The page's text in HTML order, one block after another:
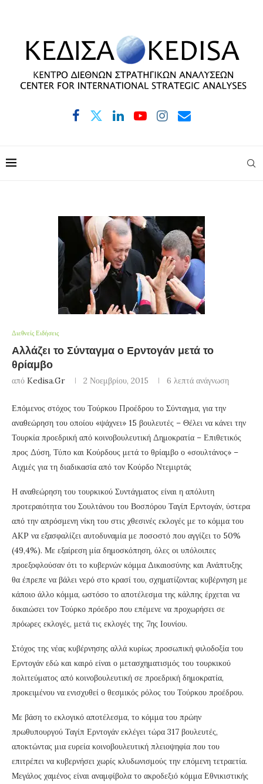
Διεθνείς Ειδήσεις
Αλλάζει το Σύνταγμα ο Ερντογάν μετά το
θρίαμβο
από Kedisa.gr 2 Νοεμβρίου, 2015 6 λεπτά ανάγνωση
Επόμενος στόχος του Τούρκου Προέδρου το Σύνταγμα, για την
αναθεώρηση του οποίου «ψάχνει» 15 βουλευτές – Θέλει να κάνει την
Τουρκία προεδρική από κοινοβουλευτική Δημοκρατία – Επιθετικός
προς Δύση, Τύπο και Κούρδους μετά το θρίαμβο ο «σουλτάνος» –
Αιχμές για τη διαδικασία από τον Κούρδο Ντεμιρτάς
Η αναθεώρηση του τουρκικού Συντάγματος είναι η απόλυτη
προτεραιότητα του Σουλτάνου του Βοσπόρου Ταγίπ Ερντογάν, ύστερα
από την απρόσμενη νίκη του στις χθεσινές εκλογές με το κόμμα του
ΑKP να εξασφαλίζει αυτοδυναμία με ποσoστό που αγγίζει το 50%
(49,4%). Με εξαίρεση μία δημοσκόπηση, όλες οι υπόλοιπες
προεξοφλούσαν ότι το κυβερνών κόμμα Δικαιοσύνης και Ανάπτυξης
θα έπρεπε να βάλει νερό στο κρασί του, σχηματίζοντας κυβέρνηση με
κάποιο άλλο κόμμα, ωστόσο το αποτέλεσμα της κάλπης έρχεται να
δικαιώσει τον Τούρκο πρόεδρο που επέμενε να προχωρήσει σε
πρόωρες εκλογές, μετά τις εκλογές της 7ης Ιουνίου.
Στόχος της νέας κυβέρνησης αλλά κυρίως προσωπική φιλοδοξία του
Ερντογάν εδώ και καιρό είναι ο μετασχηματισμός του τουρκικού
πολιτεύματος από κοινοβουλευτική σε προεδρική δημοκρατία,
προκειμένου να ενισχυθεί ο θεσμικός ρόλος του Τούρκου προέδρου.
Με βάση το εκλογικό αποτέλεσμα, το κόμμα του πρώην
πρωθυπουργού Ταγίπ Ερντογάν εκλέγει τώρα 317 βουλευτές,
αποκτώντας μια ευρεία κοινοβουλευτική πλειοψηφία που του
επιτρέπει να κυβερνήσει χωρίς κλυδωνισμούς την επόμενη τετραετία.
Μεγάλος χαμένος είναι αναμφίβολα το ακροδεξιό κόμμα Εθνικιστικής